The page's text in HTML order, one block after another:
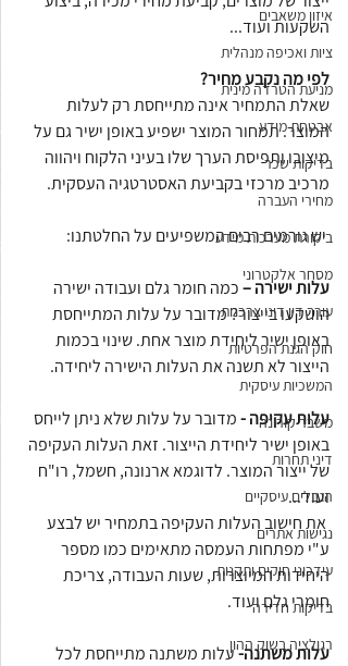
איזון משאבים
ציות ואכיפה מנהלית
מניעת הטרדה מינית
אבטחת מידע
בדיקות שכר
מחירי העברה
ביקורת מערכות מידע
מסחר אלקטרוני
עורך דין דיני צרכנות
חוק הגנת הפרטיות
המשכיות עיסקית
משבר קורונה
דיני תחרות
הגבלים עיסקיים
נגישות אתרים
עידכוני חוקים ותקנות
בדיקות חדירה
רגולציה בשוק ההון
השקעות ועוד...
לפי מה נקבע מחיר?
שאלת התמחיר אינה מתייחסת רק לעלות
המוצר. תמחור המוצר ישפיע באופן ישיר גם על
מיצובו ותפיסת הערך שלו בעיני הלקוח ויהווה
מרכיב מרכזי בקביעת האסטרטגיה העסקית.
יש גורמים רבים המשפיעים על החלטתנו:
עלות ישירה – כמה חומר גלם ועבודה ישירה
הושקעו בייצור? מדובר על עלות המתייחסת
באופן ישיר ליחידת מוצר אחת. שינוי בכמות
הייצור לא תשנה את העלות הישירה ליחידה.
עלות עקיפה - מדובר על עלות שלא ניתן לייחס
באופן ישיר ליחידת הייצור. זאת העלות העקיפה
של ייצור המוצר. לדוגמא ארנונה, חשמל, רו"ח
ועוד...
את חישוב העלות העקיפה בתמחיר יש לבצע
ע"י מפתחות העמסה מתאימים כמו מספר
היחידות המיוצרות, שעות העבודה, צריכת
חומרי גלם ועוד.
עלות משתנה- עלות משתנה מתייחסת לכל